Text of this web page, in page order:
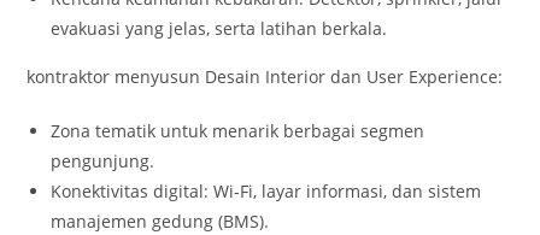
evakuasi yang jelas, serta latihan berkala.
kontraktor menyusun Desain Interior dan User Experience:
Zona tematik untuk menarik berbagai segmen
pengunjung.
Konektivitas digital: Wi-Fi, layar informasi, dan sistem
manajemen gedung (BMS).